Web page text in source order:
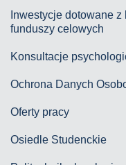
Inwestycje dotowane
funduszy celowych
Konsultacje
Ochrona Danych
Oferty pracy
Osiedle Studenckie